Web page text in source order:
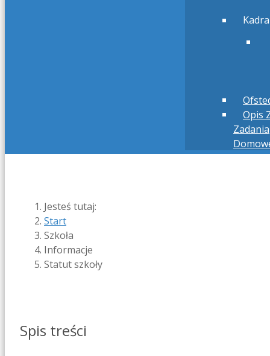
Kadra
Opis
Zadania
Jesteś tutaj:
Start
Szkoła
Informacje
Statut szkoły
Spis treści